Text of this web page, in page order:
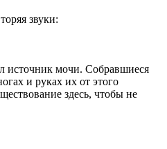
звуки:
источник мочи. Собравшиеся
и руках их от этого
здесь, чтобы не